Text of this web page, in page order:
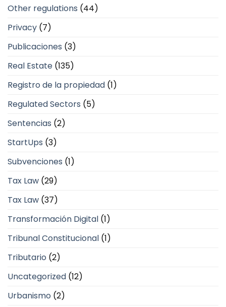
Other regulations (44)
Privacy (7)
Publicaciones (3)
Real Estate (135)
Registro de la propiedad (1)
Regulated Sectors (5)
Sentencias (2)
StartUps (3)
Subvenciones (1)
Tax Law (29)
Tax Law (37)
Transformación Digital (1)
Tribunal Constitucional (1)
Tributario (2)
Uncategorized (12)
Urbanismo (2)